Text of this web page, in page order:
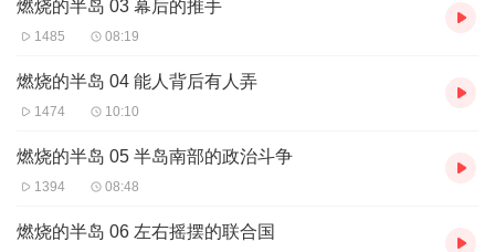
燃烧的半岛 03 幕后的推手
1485 08:19
燃烧的半岛 04 能人背后有人弄
1474 10:10
燃烧的半岛 05 半岛南部的政治斗争
1394 08:48
燃烧的半岛 06 左右摇摆的联合国